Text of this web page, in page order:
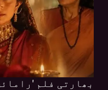
بھارتی فلم